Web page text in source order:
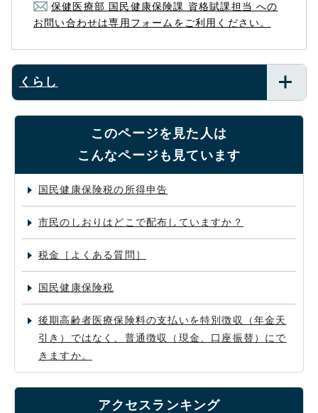
保健医療部 国民健康保険課 資格賦課担当 への
お問い合わせは専用フォームをご利用ください。
くらし
このページを見た人は
こんなページも見ています
国民健康保険税の所得申告
市民のしおりはどこで配布していますか？
税金［よくある質問］
国民健康保険税
後期高齢者医療保険料の支払いを特別徴収（年金天
引き）ではなく、普通徴収（現金、口座振替）にで
きますか。
アクセスランキング